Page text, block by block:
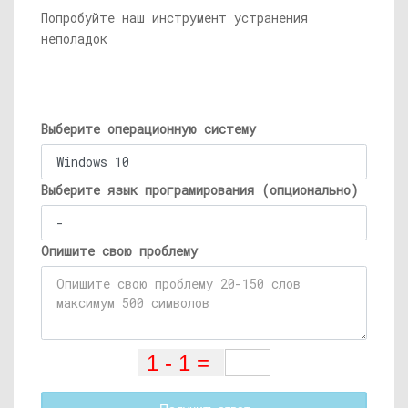
Попробуйте наш инструмент устранения
неполадок
Выберите операционную систему
Выберите язык програмирования (опционально)
Опишите свою проблему